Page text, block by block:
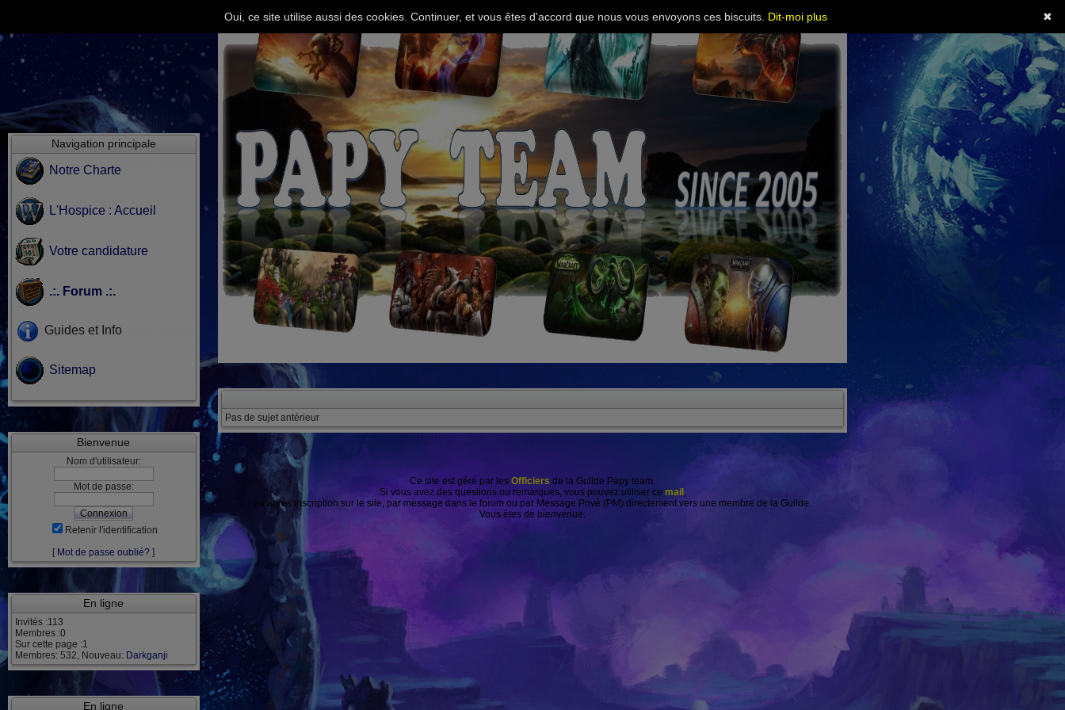
Navigation principale
Notre Charte
L'Hospice : Accueil
Votre candidature
.:. Forum .:.
Guides et Info
Sitemap
Bienvenue
Nom d'utilisateur:
Mot de passe:
Retenir l'identification
[ Mot de passe oublié? ]
En ligne
Invités :113
Membres :0
Sur cette page :1
Membres: 532, Nouveau: Darkganji
En ligne
Pas de sujet antérieur
Ce site est géré par les Officiers de la Guilde Papy team.
Si vous avez des questions ou remarques, vous pouvez utiliser ce mail ,
ou après inscription sur le site, par message dans le forum ou par Message Privé (PM) directement vers une membre de la Guilde.
Vous êtes de bienvenue.
✖
Oui, ce site utilise aussi des cookies. Continuer, et vous êtes d'accord que nous vous envoyons ces biscuits. Dit-moi plus